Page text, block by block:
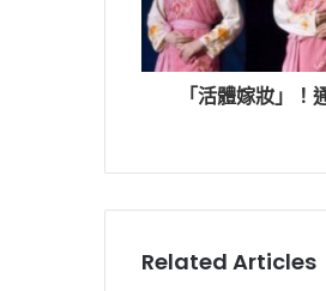
「活體嫁妝」
Related Articles